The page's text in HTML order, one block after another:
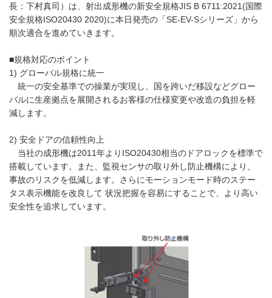
長：下村真司）は、射出成形機の新安全規格JIS B 6711:2021(国際
安全規格ISO20430 2020)に本日発売の「SE-EV-Sシリーズ」から
順次適合を進めていきます。
■規格対応のポイント
1) グローバル規格に統一
統一の安全基準での操業が実現し、国を跨いだ移設などグロー
バルに生産拠点を展開されるお客様の仕様変更や改造の負担を軽
減します。
2) 安全ドアの信頼性向上
当社の成形機は2011年よりISO20430相当のドアロックを標準で
搭載しています。また、監視センサの取り外し防止機構により、
事故のリスクを低減します。さらにモーションモード時のステー
タス表示機能を改良して 状況把握を容易にすることで、より高い
安全性を追求しています。